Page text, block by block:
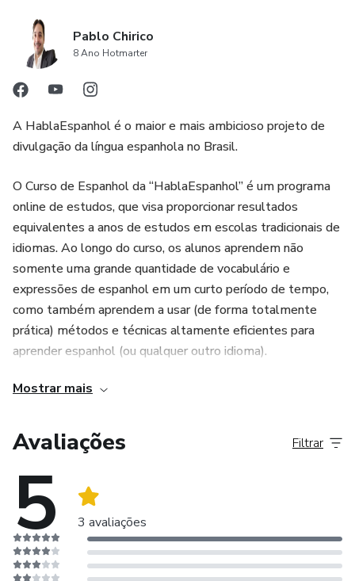
Pablo Chirico
8 Ano Hotmarter
A HablaEspanhol é o maior e mais ambicioso projeto de
divulgação da língua espanhola no Brasil.
O Curso de Espanhol da “HablaEspanhol” é um programa
online de estudos, que visa proporcionar resultados
equivalentes a anos de estudos em escolas tradicionais de
idiomas. Ao longo do curso, os alunos aprendem não
somente uma grande quantidade de vocabulário e
expressões de espanhol em um curto período de tempo,
como também aprendem a usar (de forma totalmente
prática) métodos e técnicas altamente eficientes para
aprender espanhol (ou qualquer outro idioma).
Mostrar mais
Avaliações
5 3 avaliações
Filtrar